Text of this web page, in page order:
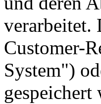
verarbeitet.
Customer-
System")
gespeichert